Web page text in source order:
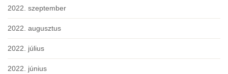
2022. szeptember
2022. augusztus
2022. július
2022. június